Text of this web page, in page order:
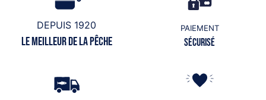
DEPUIS 1920
Le meilleur de la pêche
PAIEMENT
Sécurisé